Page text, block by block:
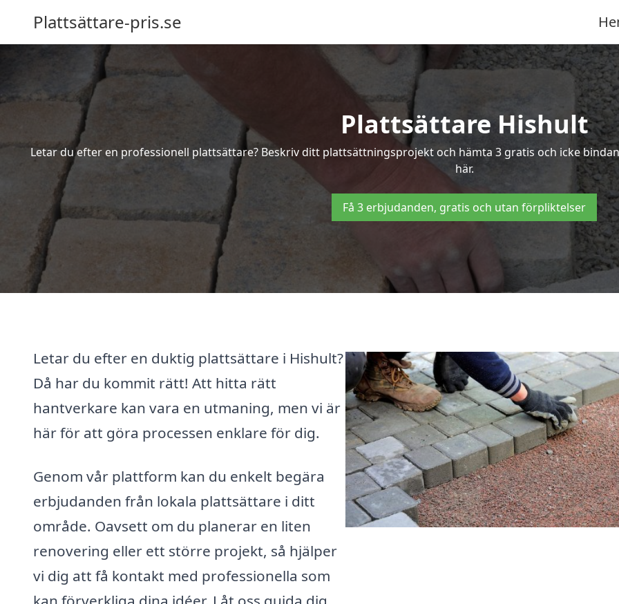
Plattsättare-pris.se
Plattsättare Hishult
Letar du efter en professionell plattsättare? Beskriv ditt plattsättningsprojekt och hämta 3 gratis och icke
här.
Få 3 erbjudanden, gratis och utan förpliktelser
Letar du efter en duktig plattsättare i Hishult?
Då har du kommit rätt! Att hitta rätt
hantverkare kan vara en utmaning, men vi är
här för att göra processen enklare för dig.
Genom vår plattform kan du enkelt begära
erbjudanden från lokala plattsättare i ditt
område. Oavsett om du planerar en liten
renovering eller ett större projekt, så hjälper
vi dig att få kontakt med professionella som